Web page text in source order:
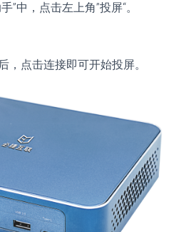
”中，点击左上角”投屏“。
，点击连接即可开始投屏。